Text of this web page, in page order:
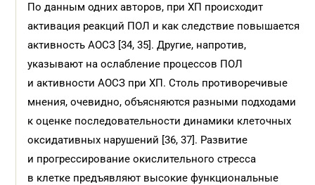
По данным одних авторов, при ХП происходит
активация реакций ПОЛ и как следствие повышается
активность АОСЗ [34, 35]. Другие, напротив,
указывают на ослабление процессов ПОЛ
и активности АОСЗ при ХП. Столь противоречивые
мнения, очевидно, объясняются разными подходами
к оценке последовательности динамики клеточных
оксидативных нарушений [36, 37]. Развитие
и прогрессирование окислительного стресса
в клетке предъявляют высокие функциональные